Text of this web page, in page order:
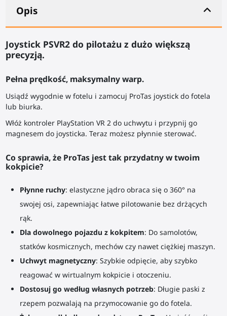
Opis
Joystick PSVR2 do pilotażu z dużo większą
precyzją.
Pełna prędkość, maksymalny warp.
Usiądź wygodnie w fotelu i zamocuj ProTas joystick do fotela
lub biurka.
Włóż kontroler PlayStation VR 2 do uchwytu i przypnij go
magnesem do joysticka. Teraz możesz płynnie sterować.
Co sprawia, że ProTas jest tak przydatny w twoim
kokpicie?
Płynne ruchy: elastyczne jądro obraca się o 360° na
swojej osi, zapewniając łatwe pilotowanie bez drżących
rąk.
Dla dowolnego pojazdu z kokpitem: Do samolotów,
statków kosmicznych, mechów czy nawet ciężkiej maszyn.
Uchwyt magnetyczny: Szybkie odpięcie, aby szybko
reagować w wirtualnym kokpicie i otoczeniu.
Dostosuj go według własnych potrzeb: Długie paski z
rzepem pozwalają na przymocowanie go do fotela.